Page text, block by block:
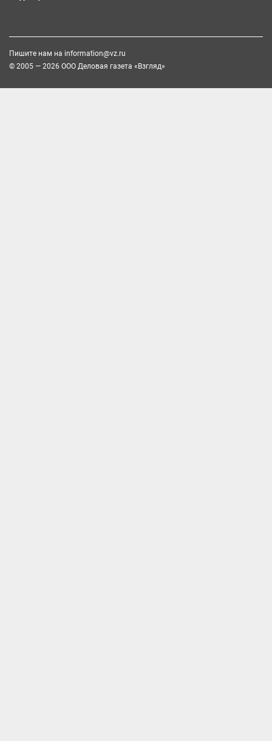
Пишите нам на information@vz.ru
© 2005 — 2026 ООО Деловая газета «Взгляд»